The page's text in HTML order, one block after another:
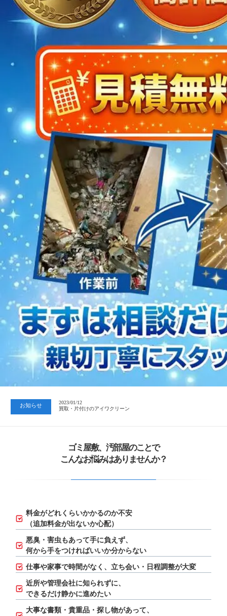
お知らせ
2023/01/12
買取・片付けのアイワクリーン
2023/07/24
中日新聞 岐阜版「空き家対策SOS」コーナーに掲載いただきまし…
2023/01/12
買取・片付けのアイワクリーン
ゴミ屋敷、汚部屋のことで
こんなお悩みはありませんか？
料金がどれくらいかかるのか不安
（追加料金が出ないか心配）
悪臭・害虫もあって手に負えず、
何から手をつければいいか分からない
仕事や家事で時間がなく、立ち会い・日程調整が大変
近所や管理会社に知られずに、
できるだけ静かに進めたい
大事な書類・貴重品・探し物があって、